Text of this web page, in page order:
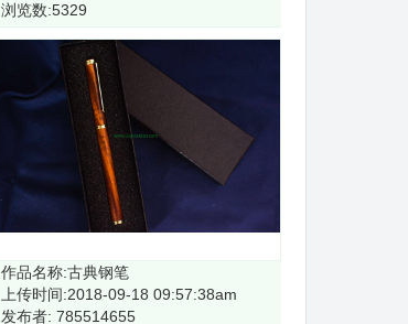
浏览数:5329
作品名称:古典钢笔
上传时间:2018-09-18 09:57:38am
发布者: 785514655